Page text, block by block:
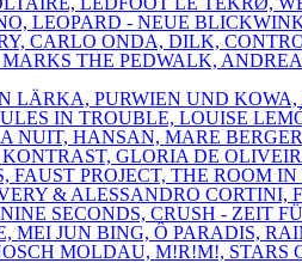
LEOPARD - NEUE
CARLO ONDA, DILK,
MARKS THE PEDWALK,
LÄRKA, PURWIEN UND
IN TROUBLE, LOUISE
NUIT, HANSAN, MARE
KONTRAST, GLORIA DE
FAUST PROJECT, THE ROOM
& ALESSANDRO
SECONDS, CRUSH - ZEIT
MEI JUN BING, Ô PARADIS,
MOLDAU, M!R!M!,